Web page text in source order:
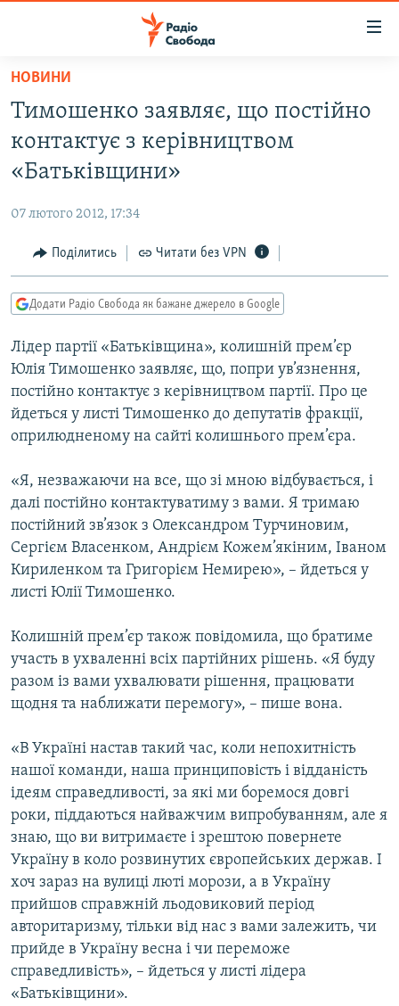
Перейти
основного
матеріалу
Перейти
до
основної
Перейти
до
пошуку
СТАТТІ
СУСПІЛЬСТВО
УКРАЇНА
СВІТ
РОСІЙСЬКА «ФІЛЬТРАЦІЯ»
ДОНБАС.РЕАЛІЇ
ТИ ЯК?
СХЕМИ
КИТАЙ.ВИКЛИКИ
МУЛЬТИМЕДІА
ФОТО
СПЕЦПРОЄКТИ
ПОДКАСТИ
КРИМ РЕАЛІЇ
РУС
Усі сайти RFE/RL
НОВИНИ
Тимошенко заявляє, що постійно
контактує з керівництвом
«Батьківщини»
07 лютого 2012, 17:34
Поділитись Читати без VPN
Додати Радіо Свобода як бажане джерело в Google
Лідер партії «Батьківщина», колишній прем’єр
Юлія Тимошенко заявляє, що, попри ув’язнення,
постійно контактує з керівництвом партії. Про це
йдеться у листі Тимошенко до депутатів фракції,
оприлюдненому на сайті колишнього прем’єра.
«Я, незважаючи на все, що зі мною відбувається, і
далі постійно контактуватиму з вами. Я тримаю
постійний зв’язок з Олександром Турчиновим,
Сергієм Власенком, Андрієм Кожем’якіним, Іваном
Кириленком та Григорієм Немирею», – йдеться у
листі Юлії Тимошенко.
Колишній прем’єр також повідомила, що братиме
участь в ухваленні всіх партійних рішень. «Я буду
разом із вами ухвалювати рішення, працювати
щодня та наближати перемогу», – пише вона.
«В Україні настав такий час, коли непохитність
нашої команди, наша принциповість і відданість
ідеям справедливості, за які ми боремося довгі
роки, піддаються найважчим випробуванням, але я
знаю, що ви витримаєте і зрештою повернете
Україну в коло розвинутих європейських держав. І
хоч зараз на вулиці люті морози, а в Україну
прийшов справжній льодовиковий період
авторитаризму, тільки від нас з вами залежить, чи
прийде в Україну весна і чи переможе
справедливість», – йдеться у листі лідера
«Батьківщини».